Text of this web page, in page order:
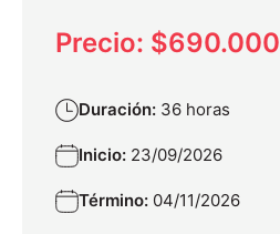
Precio: $690.000
Duración: 36 horas
Inicio: 23/09/2026
Término: 04/11/2026